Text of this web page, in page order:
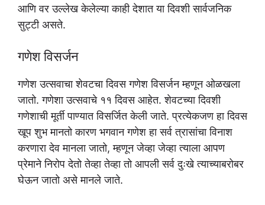
आणि वर उल्लेख केलेल्या काही देशात या दिवशी सार्वजनिक
सुट्टी असते.
गणेश विसर्जन
गणेश उत्सवाचा शेवटचा दिवस गणेश विसर्जन म्हणून ओळखला
जातो. गणेशा उत्सवाचे ११ दिवस आहेत. शेवटच्या दिवशी
गणेशाची मूर्ती पाण्यात विसर्जित केली जाते. प्रत्येकजण हा दिवस
खूप शुभ मानतो कारण भगवान गणेश हा सर्व त्रासांचा विनाश
करणारा देव मानला जातो, म्हणून जेव्हा जेव्हा त्याला आपण
प्रेमाने निरोप देतो तेव्हा तेव्हा तो आपली सर्व दुःखे त्याच्याबरोबर
घेऊन जातो असे मानले जाते.